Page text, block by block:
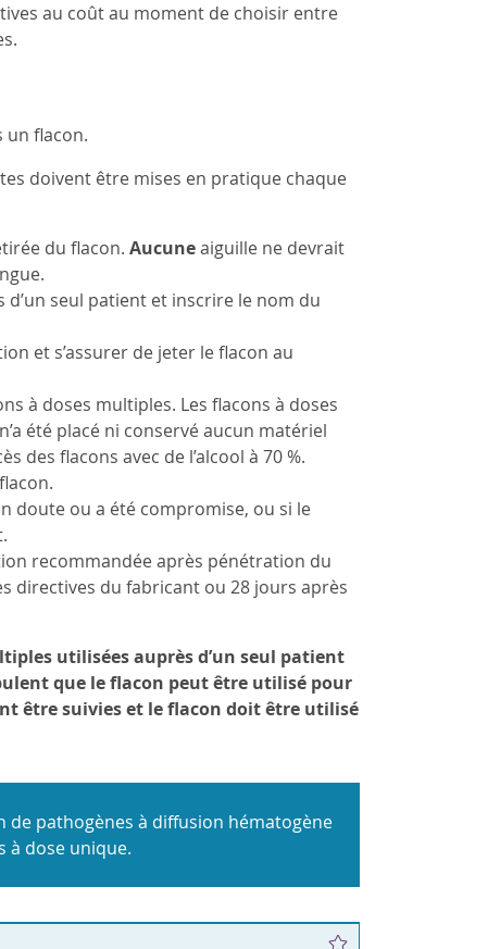
au coût au moment de choisir entre
un flacon.
doivent être mises en pratique chaque
du flacon. Aucuneaiguille ne devrait
seul patient et inscrire le nom du
et s’assurer de jeter le flacon au
à doses multiples. Les flacons à doses
été placé ni conservé aucun matériel
des flacons avec de l’alcool à 70 %.
doute ou a été compromise, ou si le
recommandée après pénétration du
directives du fabricant ou 28 jours après
utilisées auprès d’un seul patient
que le flacon peut être utilisé pour
être suivies et le flacon doit être utilisé
de pathogènes à diffusion hématogène
à dose unique.